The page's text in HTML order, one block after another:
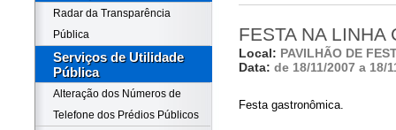
Radar da Transparência
Pública
Serviços de Utilidade
Pública
Alteração dos Números de
Telefone dos Prédios Públicos
FESTA NA LINHA
Local: PAVILHÃO DE
Data: de 18/11/2007 a 18/
Festa gastronômica.